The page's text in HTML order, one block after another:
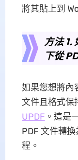
將其貼上到
方法 1.
下從
如果您想將內
文件且格式保
UPDF 。這是
PDF 文件轉
程。